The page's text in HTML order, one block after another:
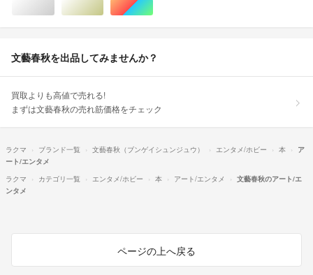
シルバー/銀色系ゴールド/金色系マルチカラー
文藝春秋を出品してみませんか？
買取よりも高値で売れる!
まずは文藝春秋の売れ筋価格をチェック
ラクマ ブランド一覧 文藝春秋（ブンゲイシュンジュウ） エンタメ/ホビー 本
ア
ート/エンタメ
ラクマ
カテゴリ一覧 エンタメ/ホビー 本 アート/エンタメ
文藝春秋のアート/エ
ンタメ
ページの上へ戻る